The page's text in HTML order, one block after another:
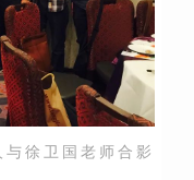
徐卫国老师合影